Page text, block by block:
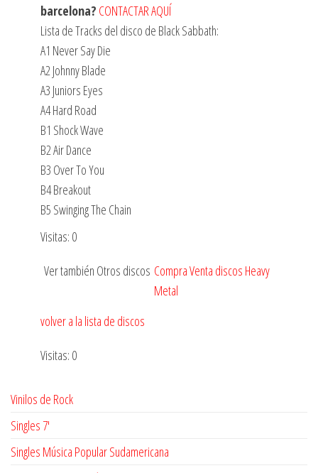
barcelona? CONTACTAR AQUÍ
Lista de Tracks del disco de Black Sabbath:
A1 Never Say Die
A2 Johnny Blade
A3 Juniors Eyes
A4 Hard Road
B1 Shock Wave
B2 Air Dance
B3 Over To You
B4 Breakout
B5 Swinging The Chain
Visitas: 0
Ver también Otros discos Compra Venta discos Heavy
Metal
volver a la lista de discos
Visitas: 0
Vinilos de Rock
Singles 7'
Singles Música Popular Sudamericana